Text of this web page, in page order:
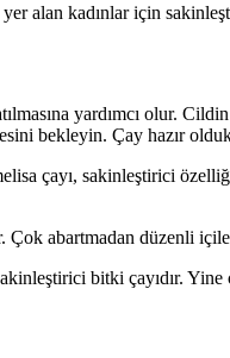
alan kadınlar için
yardımcı olur.
bekleyin. Çay hazır
çayı, sakinleştirici
Çok abartmadan düzenli
bitki çayıdır.